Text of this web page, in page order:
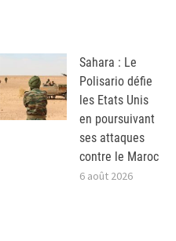
Sahara : Le
Polisario défie
les Etats Unis
en poursuivant
ses attaques
contre le Maroc
6 août 2026